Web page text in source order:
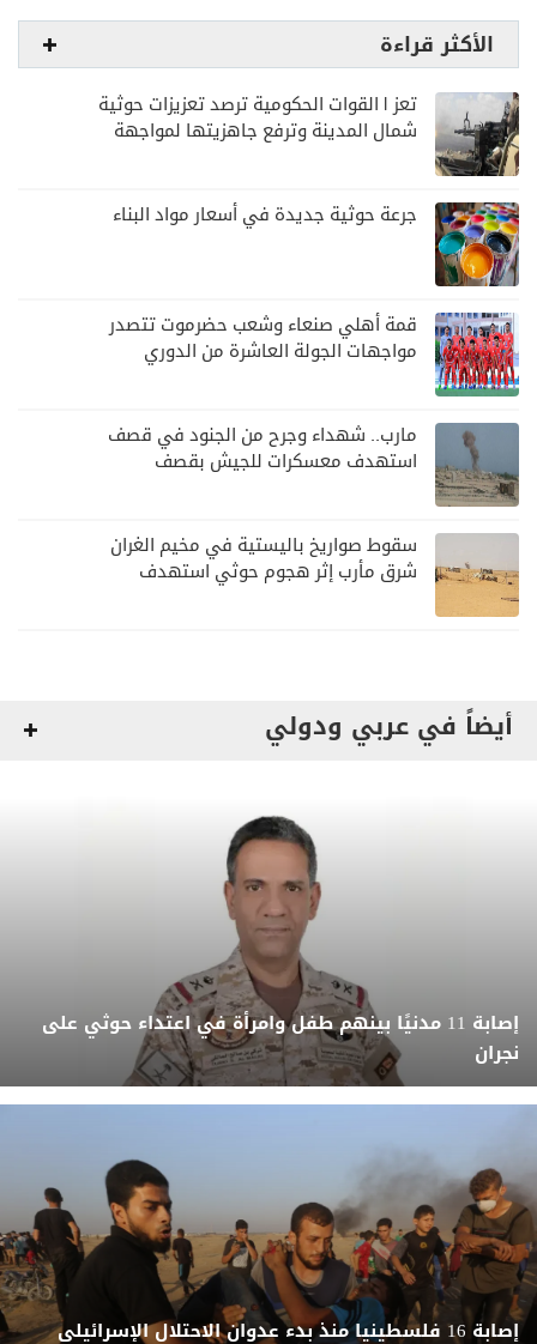
الأكثر قراءة
تعز | القوات الحكومية ترصد تعزيزات حوثية
شمال المدينة وترفع جاهزيتها لمواجهة
جرعة حوثية جديدة في أسعار مواد البناء
قمة أهلي صنعاء وشعب حضرموت تتصدر
مواجهات الجولة العاشرة من الدوري
مارب.. شهداء وجرح من الجنود في قصف
استهدف معسكرات للجيش بقصف
سقوط صواريخ باليستية في مخيم الغران
شرق مأرب إثر هجوم حوثي استهدف
أيضاً في عربي ودولي
إصابة 11 مدنيًا بينهم طفل وامرأة في اعتداء حوثي على
نجران
إصابة 16 فلسطينيا منذ بدء عدوان الاحتلال الإسرائيلى